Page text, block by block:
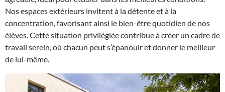
Nos espaces extérieurs invitent à la détente et à la
concentration, favorisant ainsi le bien-être quotidien de nos
élèves. Cette situation privilégiée contribue à créer un cadre de
travail serein, où chacun peut s’épanouir et donner le meilleur
de lui-même.